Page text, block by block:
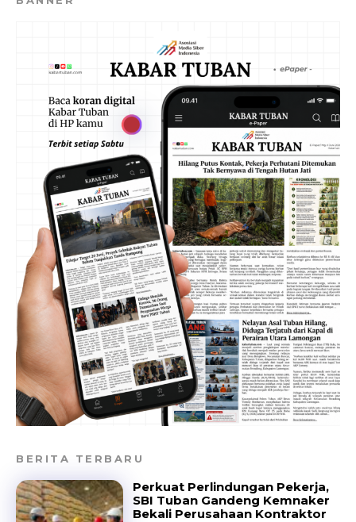
BERITA TERBARU
Perkuat Perlindungan Pekerja,
SBI Tuban Gandeng Kemnaker
Bekali Perusahaan Kontraktor